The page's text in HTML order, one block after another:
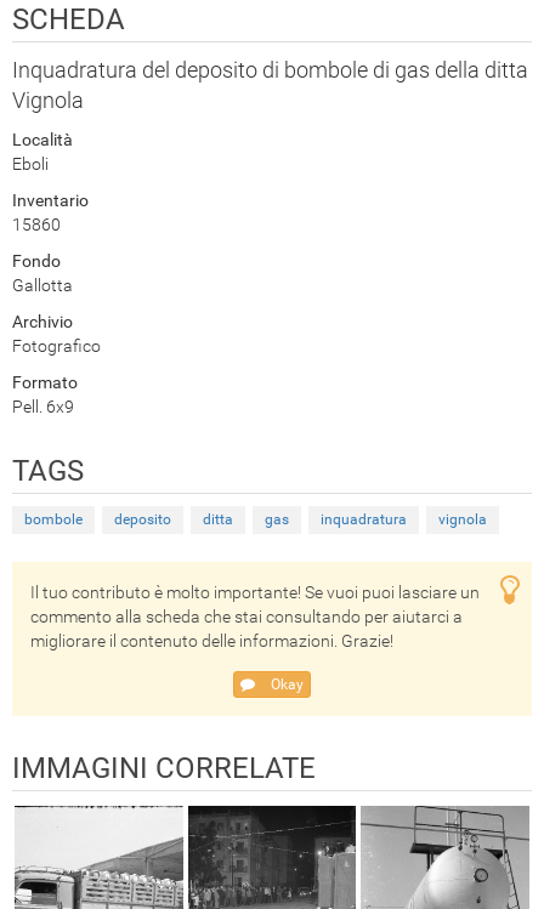
SCHEDA
Inquadratura del deposito di bombole di gas della ditta
Vignola
Località
Eboli
Inventario
15860
Fondo
Gallotta
Archivio
Fotografico
Formato
Pell. 6x9
TAGS
bombole deposito ditta gas inquadratura vignola
Il tuo contributo è molto importante! Se vuoi puoi lasciare un
commento alla scheda che stai consultando per aiutarci a
migliorare il contenuto delle informazioni. Grazie!
Okay
IMMAGINI CORRELATE